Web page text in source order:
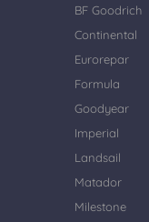
BF Goodrich
Continental
Eurorepar
Formula
Goodyear
Imperial
Landsail
Matador
Milestone